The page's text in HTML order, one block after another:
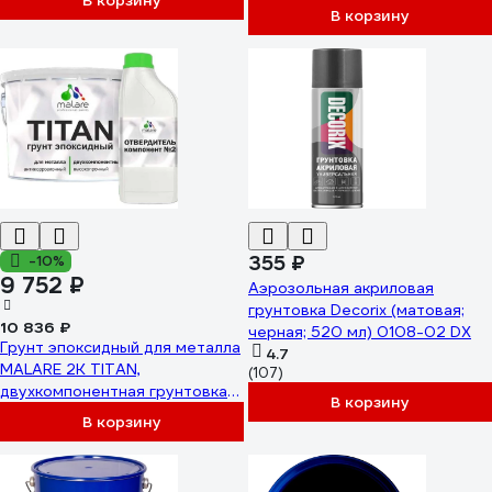
В корзину
-10%
9 752 ₽
10 836 ₽
Грунт эпоксидный для металла
MALARE 2К TITAN,
двухкомпонентная грунтовка
антикоррозионная
высокопрочная, черный, 10 кг +
1.25 кг отвердитель
4660504735899
В корзину
355 ₽
Аэрозольная акриловая
грунтовка Decorix (матовая;
черная; 520 мл) 0108-02 DX
4.7
(107)
В корзину